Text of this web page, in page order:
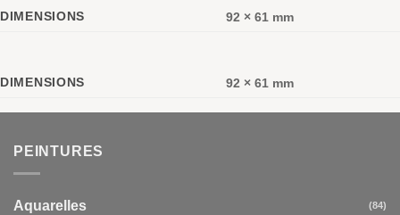
DIMENSIONS 92 × 61 mm
DIMENSIONS 92 × 61 mm
PEINTURES
Aquarelles (84)